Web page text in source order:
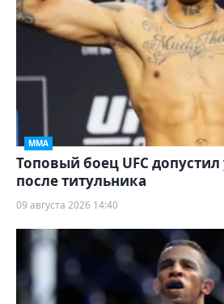
ММА
Топовый боец UFC
после титульника
09 августа 2026 14:40